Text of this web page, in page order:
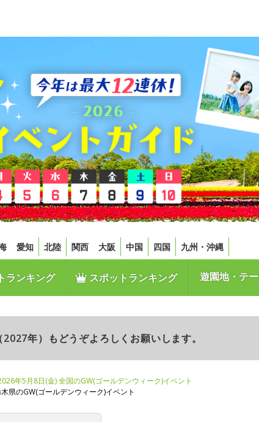
愛知 北陸 関西 大阪 中国 四国 九州・沖縄
ランキング スポットランキング 遊園地・テ
年）もどうぞよろしくお願いします。
年5月8日(金) 全国のGW(ゴールデンウィーク)イベント
県のGW(ゴールデンウィーク)イベント